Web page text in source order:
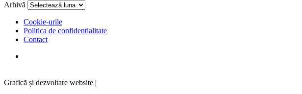
Arhivă
Cookie-urile
Politica de confidențialitate
Contact
Graficã și dezvoltare website |